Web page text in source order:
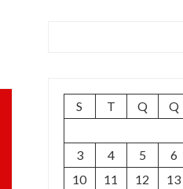
S T Q Q
3
4 5 6
10
11 12 13